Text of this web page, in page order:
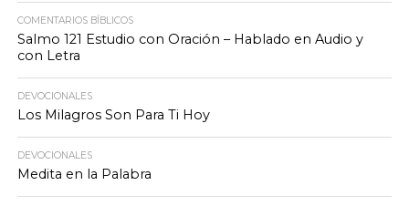
COMENTARIOS BÍBLICOS
Salmo 121 Estudio con Oración – Hablado en Audio y
con Letra
DEVOCIONALES
Los Milagros Son Para Ti Hoy
DEVOCIONALES
Medita en la Palabra